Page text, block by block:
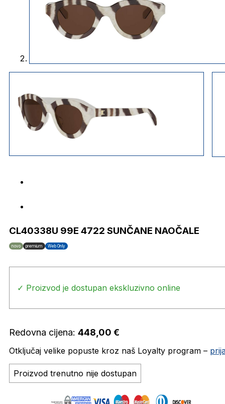
CL40338U 99E 4722 SUNČANE NAOČALE
novo premium Web Only
✓ Proizvod je dostupan ekskluzivno online
Redovna cijena: 448,00 €
Otključaj velike popuste kroz naš Loyalty program –
Proizvod trenutno nije dostupan